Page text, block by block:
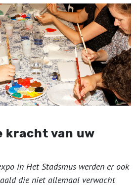
kracht van uw
in Het Stadsmus werden er ook
die niet allemaal verwacht